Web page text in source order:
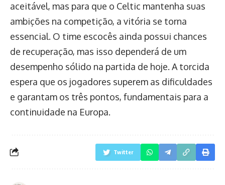
aceitável, mas para que o Celtic mantenha suas
ambições na competição, a vitória se torna
essencial. O time escocês ainda possui chances
de recuperação, mas isso dependerá de um
desempenho sólido na partida de hoje. A torcida
espera que os jogadores superem as dificuldades
e garantam os três pontos, fundamentais para a
continuidade na Europa.
Twitter